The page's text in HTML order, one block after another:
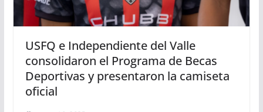
USFQ e Independiente del Valle
consolidaron el Programa de Becas
Deportivas y presentaron la camiseta
oficial